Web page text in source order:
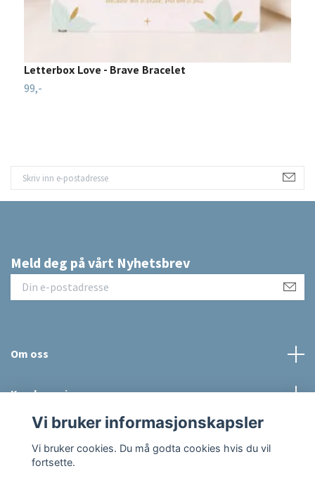
Letterbox Love - Brave Bracelet
99,-
Meld deg på vårt Nyhetsbrev
Om oss
Kundeservice
Vi bruker informasjonskapsler
Vi bruker cookies. Du må godta cookies hvis du vil
fortsette.